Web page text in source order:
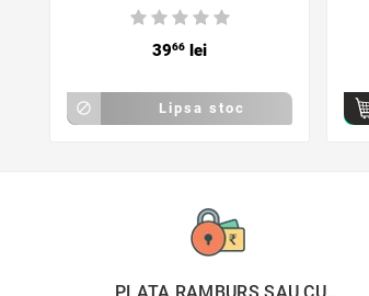
3966 lei
 Lipsa stoc
PLATA RAMBURS SAU CU